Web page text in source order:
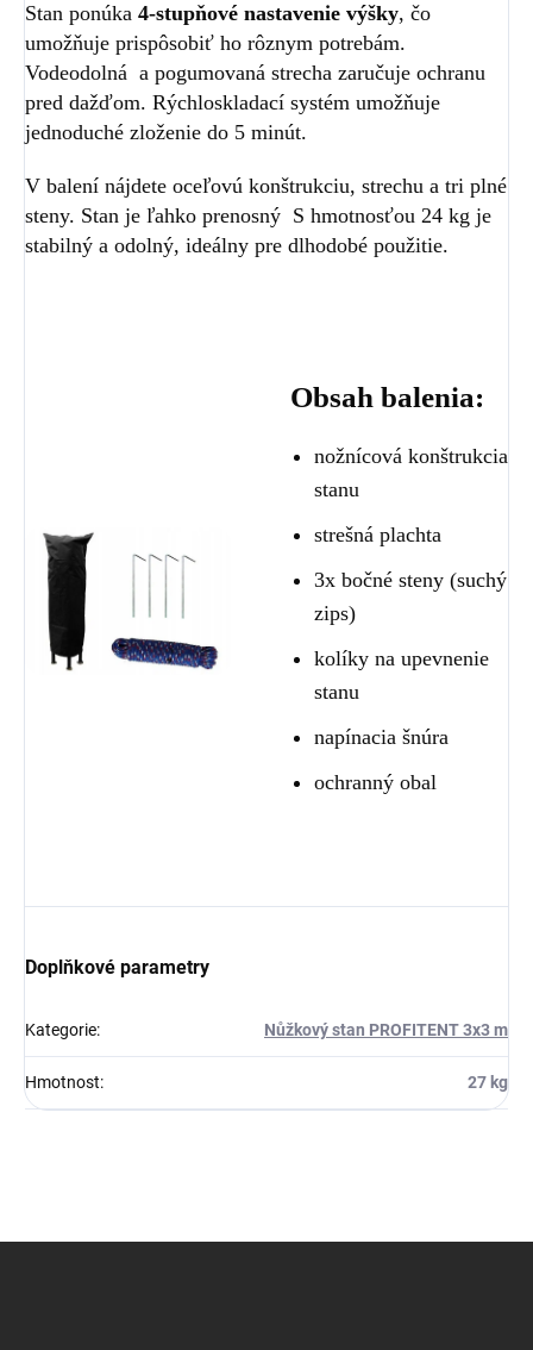
Stan ponúka 4-stupňové nastavenie výšky, čo
umožňuje prispôsobiť ho rôznym potrebám.
Vodeodolná a pogumovaná strecha zaručuje ochranu
pred dažďom. Rýchloskladací systém umožňuje
jednoduché zloženie do 5 minút.
V balení nájdete oceľovú konštrukciu, strechu a tri plné
steny. Stan je ľahko prenosný S hmotnosťou 24 kg je
stabilný a odolný, ideálny pre dlhodobé použitie.
Obsah balenia:
nožnícová konštrukcia
stanu
strešná plachta
3x bočné steny (suchý
zips)
kolíky na upevnenie
stanu
napínacia šnúra
ochranný obal
Doplňkové parametry
Kategorie: Nůžkový stan PROFITENT 3x3 m
Hmotnost: 27 kg